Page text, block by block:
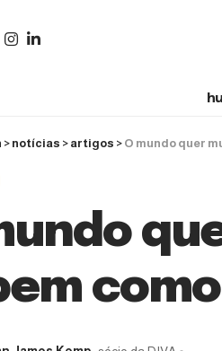
> notícias > artigos > O mundo quer
como